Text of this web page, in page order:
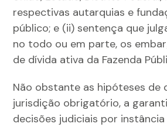
respectivas autarquias e
público; e (ii) sentença que
no todo ou em parte, os
de dívida ativa da Fazenda
Não obstante as hipóteses de
jurisdição obrigatório, a
decisões judiciais por instância